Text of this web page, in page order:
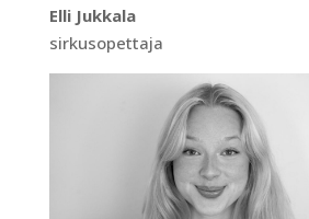
Elli Jukkala
sirkusopettaja